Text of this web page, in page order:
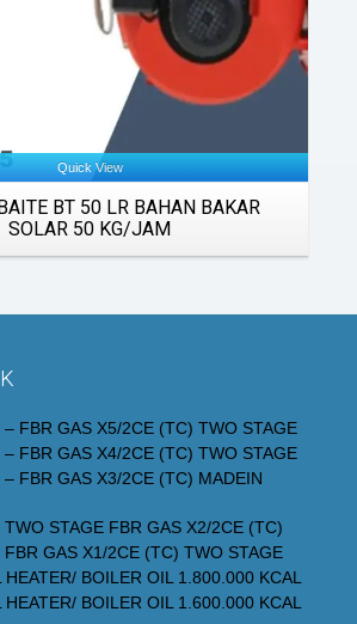
Quick View
BT 50 LR BAHAN BAKAR
SOLAR 50 KG/JAM
– FBR GAS X5/2CE (TC) TWO STAGE
– FBR GAS X4/2CE (TC) TWO STAGE
– FBR GAS X3/2CE (TC) MADEIN
TWO STAGE FBR GAS X2/2CE (TC)
FBR GAS X1/2CE (TC) TWO STAGE
HEATER/ BOILER OIL 1.800.000 KCAL
HEATER/ BOILER OIL 1.600.000 KCAL